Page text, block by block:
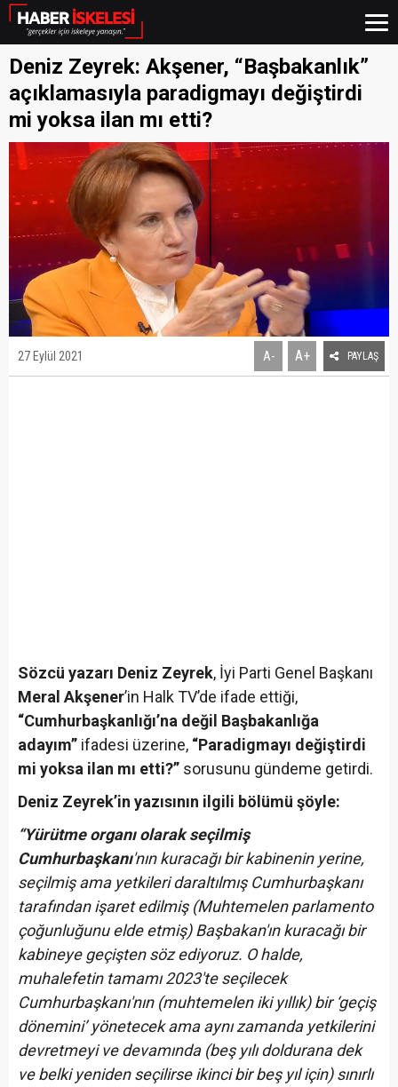
Deniz Zeyrek: Akşener, “Başbakanlık”
açıklamasıyla paradigmayı değiştirdi
mi yoksa ilan mı etti?
27 Eylül 2021 A- A+ PAYLAŞ
Sözcü yazarı Deniz Zeyrek, İyi Parti Genel Başkanı
Meral Akşener’in Halk TV’de ifade ettiği,
“Cumhurbaşkanlığı’na değil Başbakanlığa
adayım” ifadesi üzerine, “Paradigmayı değiştirdi
mi yoksa ilan mı etti?” sorusunu gündeme getirdi.
Deniz Zeyrek’in yazısının ilgili bölümü şöyle:
“Yürütme organı olarak seçilmiş
Cumhurbaşkanı'nın kuracağı bir kabinenin yerine,
seçilmiş ama yetkileri daraltılmış Cumhurbaşkanı
tarafından işaret edilmiş (Muhtemelen parlamento
çoğunluğunu elde etmiş) Başbakan'ın kuracağı bir
kabineye geçişten söz ediyoruz. O halde,
muhalefetin tamamı 2023'te seçilecek
Cumhurbaşkanı'nın (muhtemelen iki yıllık) bir ‘geçiş
dönemini’ yönetecek ama aynı zamanda yetkilerini
devretmeyi ve devamında (beş yılı doldurana dek
ve belki yeniden seçilirse ikinci bir beş yıl için) sınırlı